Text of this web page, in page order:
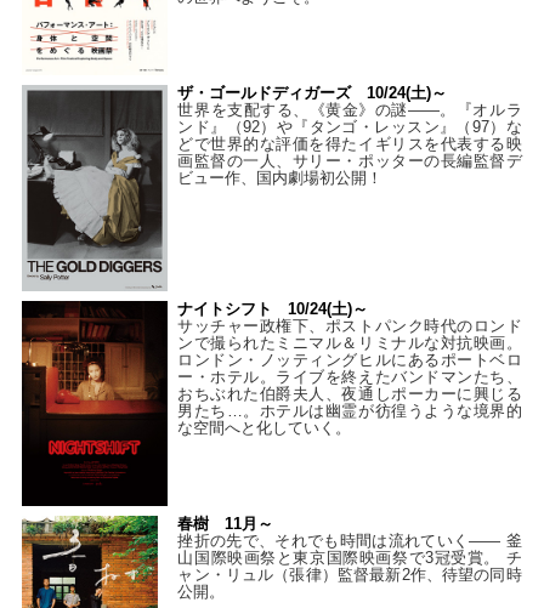
ザ・ゴールドディガーズ 10/24(土)～
世界を支配する、《黄金》の謎――。『オルラ
ンド』（92）や『タンゴ・レッスン』（97）な
どで世界的な評価を得たイギリスを代表する映
画監督の一人、サリー・ポッターの長編監督デ
ビュー作、国内劇場初公開！
ナイトシフト 10/24(土)～
サッチャー政権下、ポストパンク時代のロンド
ンで撮られたミニマル＆リミナルな対抗映画。
ロンドン・ノッティングヒルにあるポートベロ
ー・ホテル。ライブを終えたバンドマンたち、
おちぶれた伯爵夫人、夜通しポーカーに興じる
男たち…。ホテルは幽霊が彷徨うような境界的
な空間へと化していく。
春樹 11月～
挫折の先で、それでも時間は流れていく—— 釜
山国際映画祭と東京国際映画祭で3冠受賞。 チ
ャン・リュル（張律）監督最新2作、待望の同時
公開。